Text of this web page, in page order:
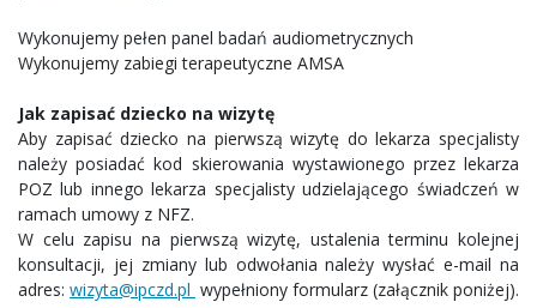
Wykonujemy pełen panel badań audiometrycznych
Wykonujemy zabiegi terapeutyczne AMSA
Jak zapisać dziecko na wizytę
Aby zapisać dziecko na pierwszą wizytę do lekarza specjalisty
należy posiadać kod skierowania wystawionego przez lekarza
POZ lub innego lekarza specjalisty udzielającego świadczeń w
ramach umowy z NFZ.
W celu zapisu na pierwszą wizytę, ustalenia terminu kolejnej
konsultacji, jej zmiany lub odwołania należy wysłać e-mail na
adres: wizyta@ipczd.pl wypełniony formularz (załącznik poniżej).